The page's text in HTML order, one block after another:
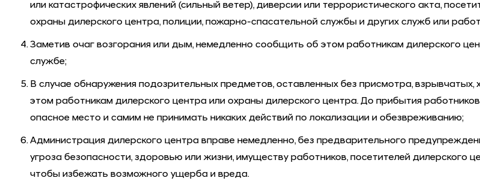
или катастрофических явлений (сильный ветер), диверсии или террористического акта,
охраны дилерского центра, полиции, пожарно-спасательной службы и других служб или
Заметив очаг возгорания или дым, немедленно сообщить об этом работникам дилерского
службе;
В случае обнаружения подозрительных предметов, оставленных без присмотра,
этом работникам дилерского центра или охраны дилерского центра. До прибытия
опасное место и самим не принимать никаких действий по локализации и обезвреживанию;
Администрация дилерского центра вправе немедленно, без предварительного
угроза безопасности, здоровью или жизни, имуществу работников, посетителей дилерского
чтобы избежать возможного ущерба и вреда.